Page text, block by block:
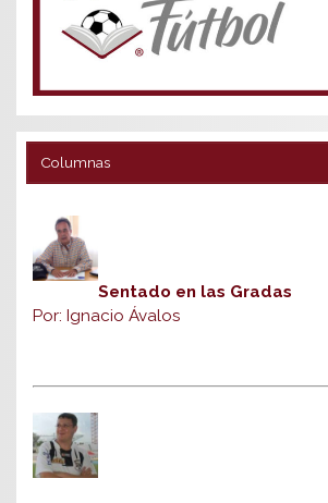
Columnas
Sentado en las Gradas
Por: Ignacio Ávalos